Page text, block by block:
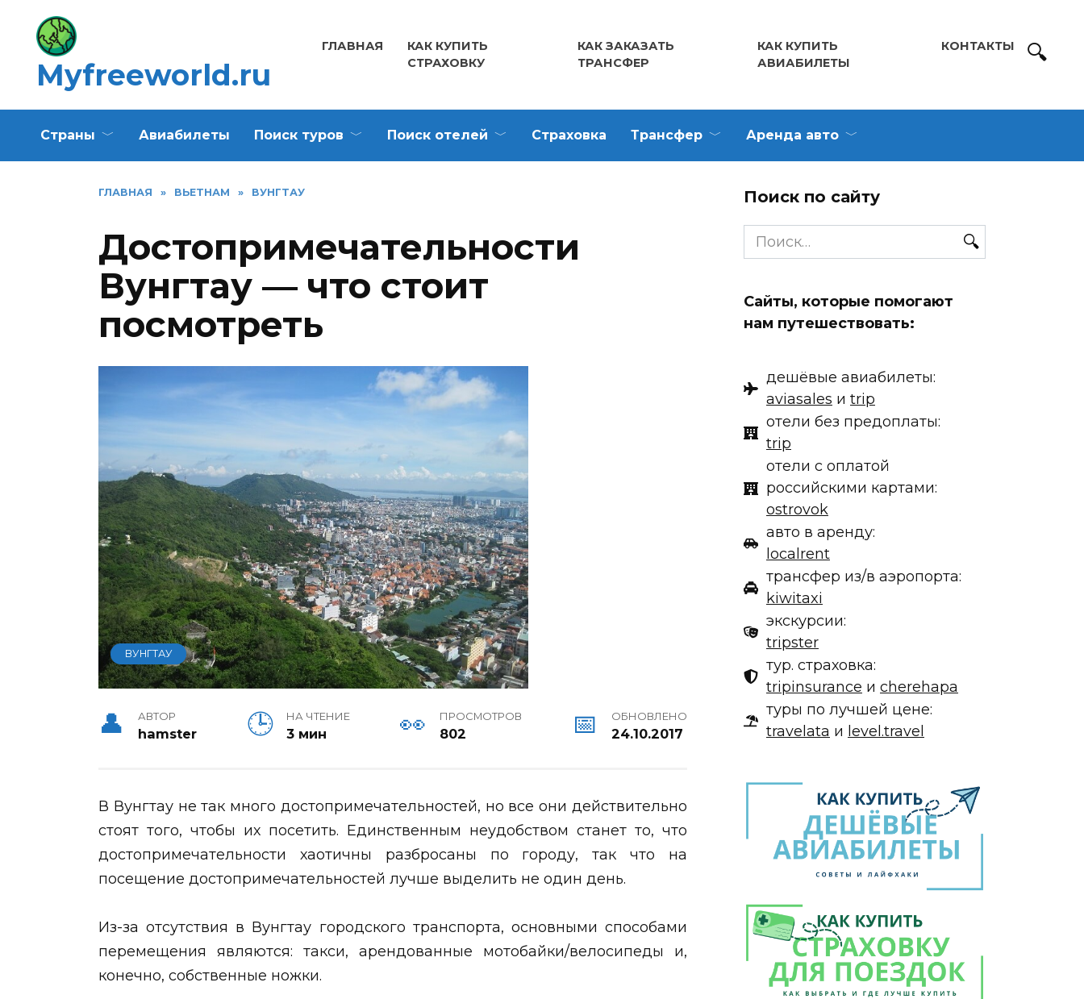
содержанию
Myfreeworld.ru
ГЛАВНАЯ
КАК КУПИТЬ
СТРАХОВКУ
КАК ЗАКАЗАТЬ
ТРАНСФЕР
КАК КУПИТЬ
АВИАБИЛЕТЫ
КОНТАКТЫ
Страны Авиабилеты Поиск туров Поиск отелей Страховка Трансфер Аренда авто
ГЛАВНАЯ » ВЬЕТНАМ » ВУНГТАУ
Достопримечательности
Вунгтау — что стоит
посмотреть
ВУНГТАУ
АВТОР
hamster
НА ЧТЕНИЕ
3 мин
ПРОСМОТРОВ
802
ОБНОВЛЕНО
24.10.2017
В Вунгтау не так много достопримечательностей, но все они действительно
стоят того, чтобы их посетить. Единственным неудобством станет то, что
достопримечательности хаотичны разбросаны по городу, так что на
посещение достопримечательностей лучше выделить не один день.
Из-за отсутствия в Вунгтау городского транспорта, основными способами
перемещения являются: такси, арендованные мотобайки/велосипеды и,
конечно, собственные ножки.
Поиск по сайту
Search
for:
Сайты, которые помогают
нам путешествовать:
дешёвые авиабилеты:
aviasales и trip
отели без предоплаты:
trip
отели с оплатой
российскими картами:
ostrovok
авто в аренду:
localrent
трансфер из/в аэропорта:
kiwitaxi
экскурсии:
tripster
тур. страховка:
tripinsurance и cherehapa
туры по лучшей цене:
travelata и level.travel